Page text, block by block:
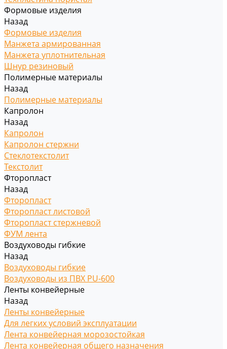
Формовые изделия
Назад
Формовые изделия
Манжета армированная
Манжета уплотнительная
Шнур резиновый
Полимерные материалы
Назад
Полимерные материалы
Капролон
Назад
Капролон
Капролон стержни
Стеклотекстолит
Текстолит
Фторопласт
Назад
Фторопласт
Фторопласт листовой
Фторопласт стержневой
ФУМ лента
Воздуховоды гибкие
Назад
Воздуховоды гибкие
Воздуховоды из ПВХ PU-600
Ленты конвейерные
Назад
Ленты конвейерные
Для легких условий эксплуатации
Лента конвейерная морозостойкая
Лента конвейерная общего назначения